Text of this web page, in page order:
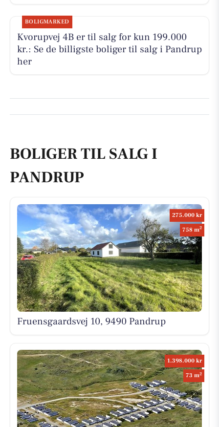
BOLIGMARKED
Kvorupvej 4B er til salg for kun 199.000
kr.: Se de billigste boliger til salg i Pandrup
her
BOLIGER TIL SALG I
PANDRUP
275.000 kr
758 m2
Fruensgaardsvej 10, 9490 Pandrup
1.398.000 kr
73 m2